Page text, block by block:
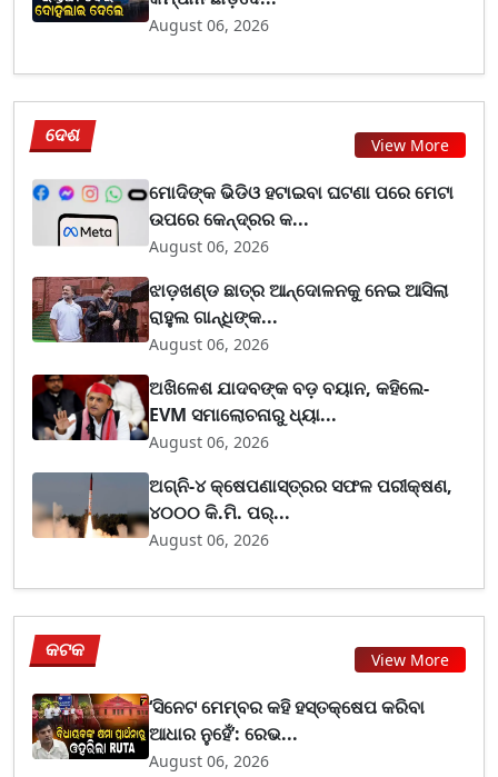
August 06, 2026
ଦେଶ View More
ମୋଦିଙ୍କ ଭିଡିଓ ହଟାଇବା ଘଟଣା ପରେ ମେଟା
ଉପରେ କେନ୍ଦ୍ରର କ...
August 06, 2026
ଝାଡ଼ଖଣ୍ଡ ଛାତ୍ର ଆନ୍ଦୋଳନକୁ ନେଇ ଆସିଲା
ରାହୁଲ ଗାନ୍ଧିଙ୍କ...
August 06, 2026
ଅଖିଳେଶ ଯାଦବଙ୍କ ବଡ଼ ବୟାନ, କହିଲେ-
EVM ସମାଲୋଚନାରୁ ଧ୍ୟା...
August 06, 2026
ଅଗ୍ନି-୪ କ୍ଷେପଣାସ୍ତ୍ରର ସଫଳ ପରୀକ୍ଷଣ,
୪୦୦୦ କି.ମି. ପର୍...
August 06, 2026
କଟକ View More
‘ସିନେଟ ମେମ୍ବର କହି ହସ୍ତକ୍ଷେପ କରିବା
ଆଧାର ନୁହେଁ’: ରେଭ...
August 06, 2026